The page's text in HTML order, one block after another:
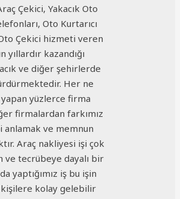
Çekici, Yakacık Oto
Oto Kurtarıcı
Çekici hizmeti veren
yıllardır kazandığı
ve diğer şehirlerde
Her ne
yüzlerce firma
firmalardan farkımız
ve memnun
Araç nakliyesi işi çok
tecrübeye dayalı bir
yaptığımız iş bu işin
kolay gelebilir